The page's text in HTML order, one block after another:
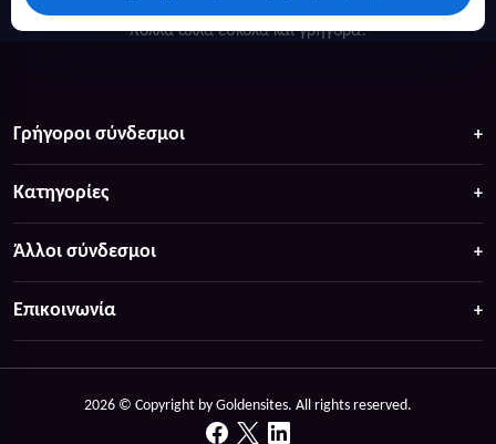
πολλά άλλα ευκολα και γρήγορα!
Γρήγοροι σύνδεσμοι
Κατηγορίες
Άλλοι σύνδεσμοι
Επικοινωνία
2026 © Copyright by Goldensites. All rights reserved.